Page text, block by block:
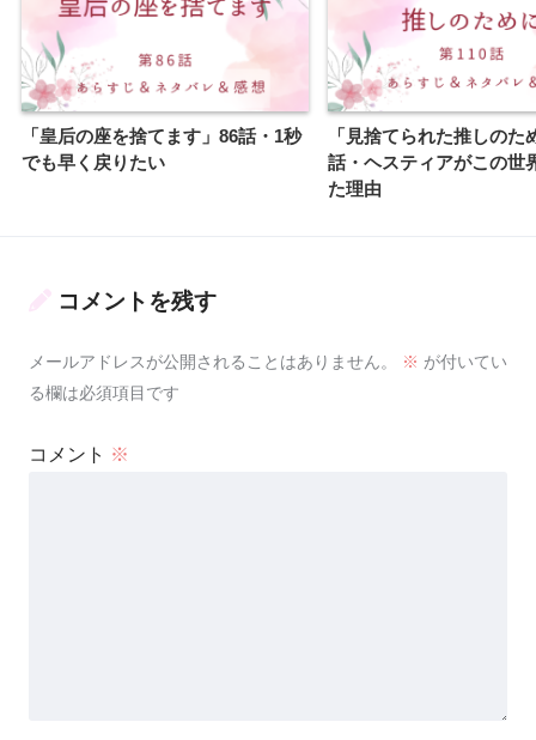
「皇后の座を捨てます」86話・1秒
でも早く戻りたい
「見捨てられた推しのた
話・ヘスティアがこの世
た理由
コメントを残す
メールアドレスが公開されることはありません。 ※ が付いてい
る欄は必須項目です
コメント ※